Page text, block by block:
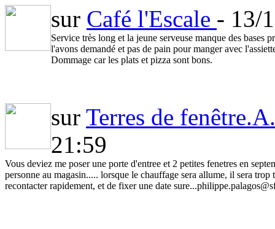
sur Café l'Escale - 13/
Service très long et la jeune serveuse manque des
l'avons demandé et pas de pain pour manger avec
Dommage car les plats et pizza sont bons.
sur Terres de
21:59
Vous deviez me poser une porte d'entree et 2 petites fenetres en
personne au magasin..... lorsque le chauffage sera allume, il sera
recontacter rapidement, et de fixer une date